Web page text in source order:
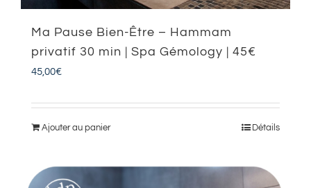
Ma Pause Bien-Être – Hammam
privatif 30 min | Spa Gémology | 45€
45,00€
Ajouter au panier Détails